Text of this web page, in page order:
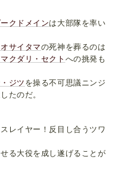
クドメインは大部隊を率い
サイタマの死神を葬るのは
クダリ・セクト への挑発も
ジツ を操る不可思議ニンジ
たのだ。
レイヤー！反目し合うツワ
る大役を成し遂げることが